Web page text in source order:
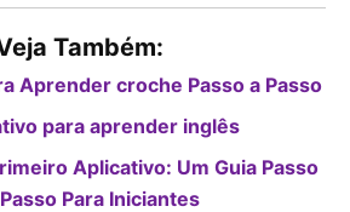
Também:
Aprender croche Passo a Passo
para aprender inglês
Aplicativo: Um Guia Passo
Para Iniciantes